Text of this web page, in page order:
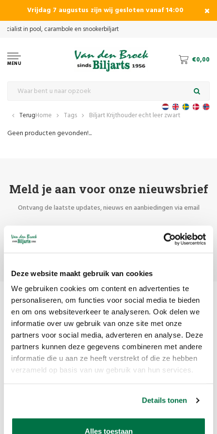
Deze website maakt gebruik van cookies
We gebruiken cookies om content en advertenties te
personaliseren, om functies voor social media te bieden
en om ons websiteverkeer te analyseren. Ook delen we
informatie over uw gebruik van onze site met onze
partners voor social media, adverteren en analyse. Deze
partners kunnen deze gegevens combineren met andere
informatie die u aan ze heeft verstrekt of die ze hebben
verzameld op basis van uw gebruik van hun services.
Details tonen
Alles toestaan
Vrijdag 7 augustus zijn wij gesloten vanaf 14:00
MENU €0,00
TerugHome Tags Biljart Krijthouder echt leer zwart
Geen producten gevonden!...
Meld je aan voor onze nieuwsbrief
Ontvang de laatste updates, nieuws en aanbiedingen via email
Abonneer
Van den Broek Biljarts staat voor kwaliteit, vakmanschap en service.
1332 AZ Almere